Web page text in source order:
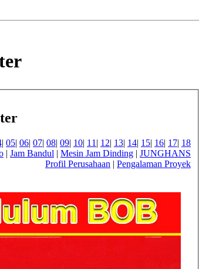
| 05| 06| 07| 08| 09| 10| 11 | 12| 13| 14| 15| 16| 17| 18
| Jam Bandul | Mesin Jam Dinding | JUNGHANS
Profil Perusahaan | Pengalaman Proyek